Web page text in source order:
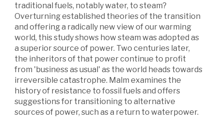
traditional fuels, notably water, to steam?
Overturning established theories of the transition
and offering a radically new view of our warming
world, this study shows how steam was adopted as
a superior source of power. Two centuries later,
the inheritors of that power continue to profit
from 'business as usual' as the world heads towards
irreversible catastrophe. Malm examines the
history of resistance to fossil fuels and offers
suggestions for transitioning to alternative
sources of power, such as a return to waterpower.